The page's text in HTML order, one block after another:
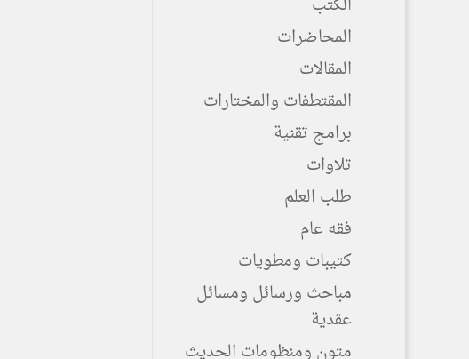
المحاضرات
المقالات
المقتطفات والمختارات
برامج تقنية
تلاوات
طلب العلم
فقه عام
كتيبات ومطويات
مباحث ورسائل ومسائل
عقدية
متون ومنظومات الحديث